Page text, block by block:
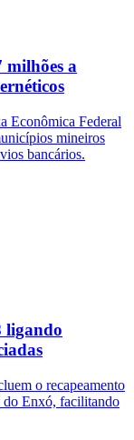
milhões a
Econômica Federal
mineiros
bancários.
ligando
o recapeamento
do Enxó, facilitando